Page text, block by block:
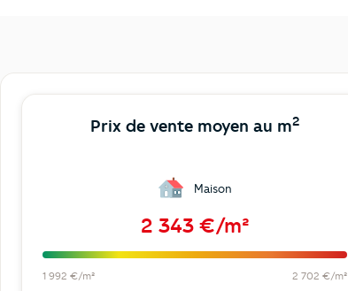
Prix de vente moyen au m2
Maison
2 343 €/m²
1 992 €/m² 2 702 €/m²